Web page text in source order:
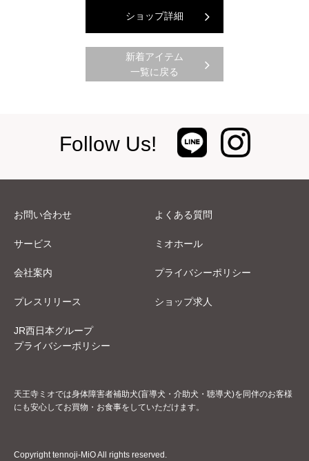
ショップ詳細
新着アイテム
一覧に戻る
Follow Us!
お問い合わせ よくある質問
サービス ミオホール
会社案内 プライバシーポリシー
プレスリリース ショップ求人
JR西日本グループ
プライバシーポリシー
天王寺ミオでは身体障害者補助犬(盲導犬・介助犬・聴導犬)を同伴のお客様
にも安心してお買物・お食事をしていただけます。
Copyright tennoji-MiO All rights reserved.